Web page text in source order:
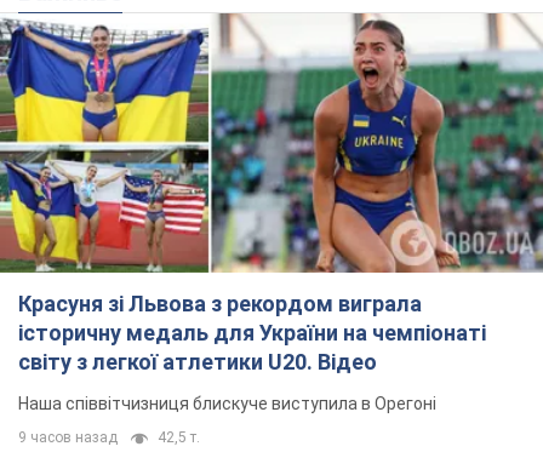
Красуня зі Львова з рекордом виграла
історичну медаль для України на чемпіонаті
світу з легкої атлетики U20. Відео
Наша співвітчизниця блискуче виступила в Орегоні
9 часов назад 42,5 т.
Брітні Спірс зізналася в уколах краси
і показала наслідки невдалої
косметології: ходила так майже
місяць
Помітний наслідок процедури зберігався